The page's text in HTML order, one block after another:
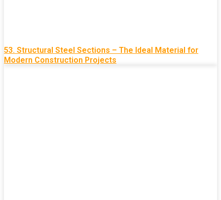
53. Structural Steel Sections – The Ideal Material for
Modern Construction Projects